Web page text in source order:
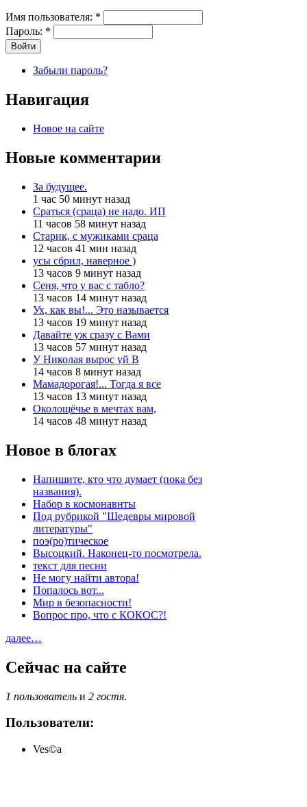
Имя пользователя: *
Пароль: *
Забыли пароль?
Навигация
Новое на сайте
Новые комментарии
За будущее.
1 час 50 минут назад
Сраться (сраца) не надо. ИП
11 часов 58 минут назад
Старик, с мужиками сраца
12 часов 41 мин назад
усы сбрил, наверное )
13 часов 9 минут назад
Сеня, что у вас с табло?
13 часов 14 минут назад
Ух, как вы!... Это называется
13 часов 19 минут назад
Давайте уж сразу с Вами
13 часов 57 минут назад
У Николая вырос уй В
14 часов 8 минут назад
Мамадорогая!... Тогда я все
13 часов 13 минут назад
Околощёчье в мечтах вам,
14 часов 48 минут назад
Новое в блогах
Напишите, кто что думает (пока без
названия).
Набор в космонавнты
Под рубрикой "Шедевры мировой
литературы"
поэ(ро)тическое
Высоцкий. Наконец-то посмотрела.
текст для песни
Не могу найти автора!
Попалось вот...
Мир в безопасности!
Вопрос про, что с КОКОС?!
далее…
Сейчас на сайте
1 пользователь и 2 гостя.
Пользователи:
Ves©a